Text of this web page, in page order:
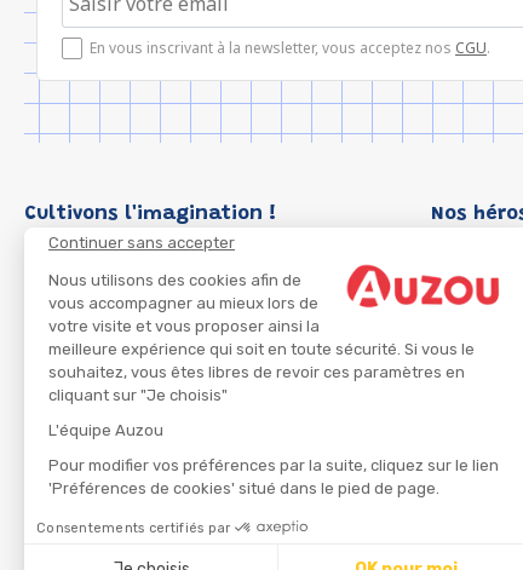
Continuer sans accepter
Nous utilisons des cookies afin de
vous accompagner au mieux lors de
votre visite et vous proposer ainsi la
meilleure expérience qui soit en toute sécurité. Si vous le
souhaitez, vous êtes libres de revoir ces paramètres en
cliquant sur "Je choisis"
L'équipe Auzou
Pour modifier vos préférences par la suite, cliquez sur le lien
'Préférences de cookies' situé dans le pied de page.
Consentements certifiés par
En vous inscrivant à la newsletter, vous acceptez nos CGU.
Cultivons l'imagination ! Nos
P'tit Loup
Les Héros
Les
Migali
Petite
Ma Boîte